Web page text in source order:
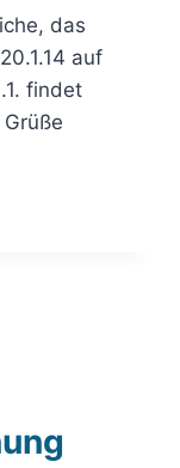
das
auf
findet